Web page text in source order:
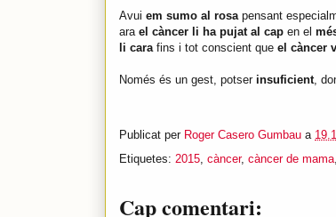
Avui em sumo al rosa pensant
ara el càncer li ha pujat al cap en el
li cara fins i tot conscient que el càncer
Només és un gest, potser insuficient ,
Publicat per Roger Casero Gumbau a
Etiquetes: 2015 càncer, càncer de mama
Cap comentari: